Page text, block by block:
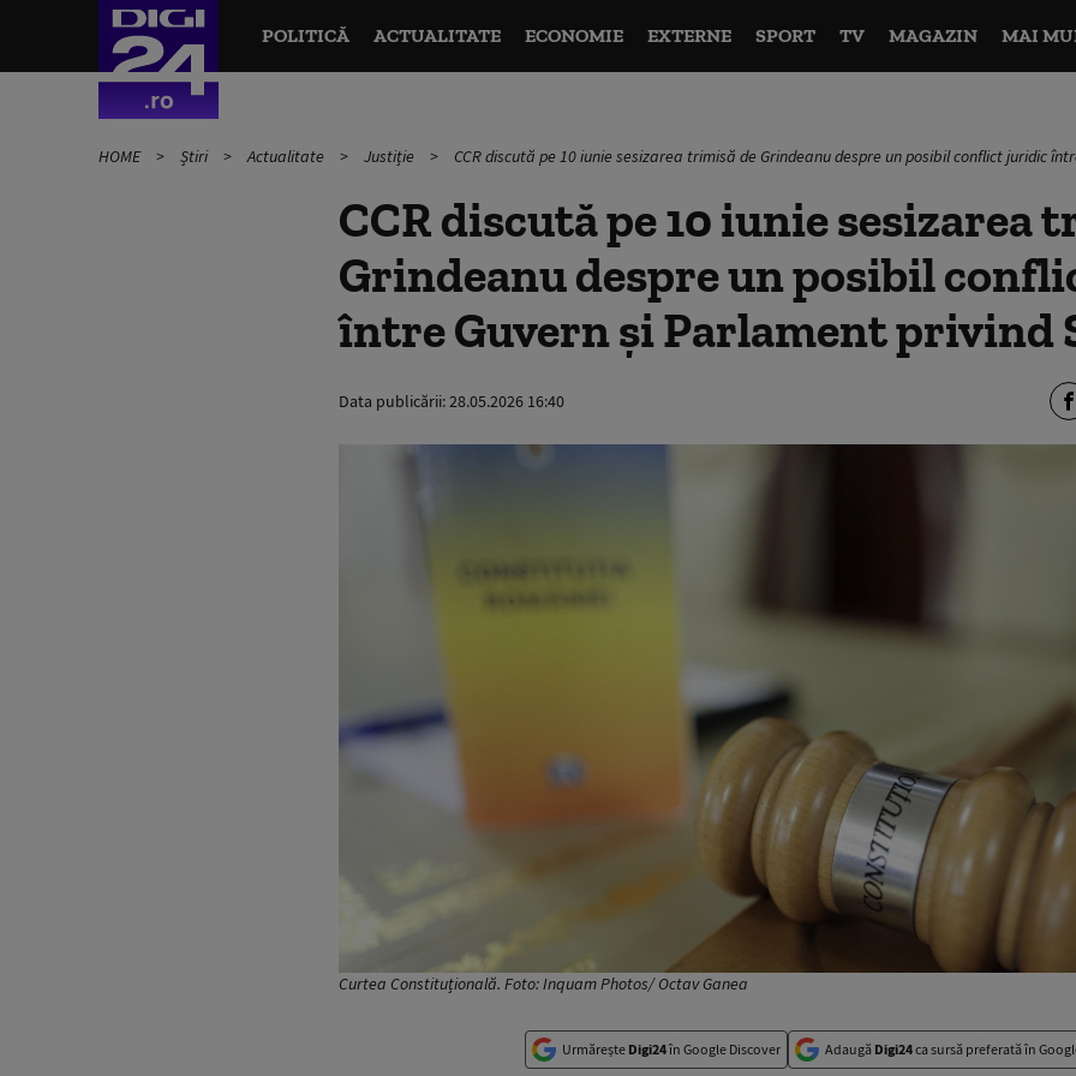
POLITICĂ ACTUALITATE ECONOMIE EXTERNE SPORT TV MAGAZIN MAI
HOME Știri Actualitate Justiție CCR discută pe 10 iunie sesizarea trimisă de Grindeanu despre un posibil conflict juridic
CCR discută pe 10 iunie sesizarea
Grindeanu despre un posibil
între Guvern și Parlament privind
Data publicării:28.05.2026 16:40
Curtea Constituțională. Foto: Inquam Photos/ Octav Ganea
Urmărește Digi24în Google Discover Adaugă Digi24ca sursă preferată în